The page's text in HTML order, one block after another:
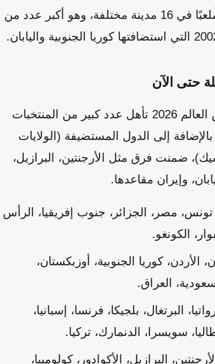
وسيتم استخدام 16 ملعبًا في 16 مدينة مختلفة، وهو أكبر عدد من
حتى الآن
شهدت تصفيات كأس العالم 2026 تأهل عدد كبير من المنتخبات
إلى الدول المستضيفة (الولايات
ضمنت فرق مثل الأرجنتين، البرازيل،
وإيران مقاعدها.
تونس، مصر، الجزائر، جنوب إفريقيا، الرأس
الكونغو.
الأردن، كوريا الجنوبية، أوزبكستان،
العراق.
البرتغال، بلجيكا، فرنسا، إسبانيا،
سويسرا، الدنمارك، تركيا.
الأرجنتين، البرازيل، الأكوادور، كولومبيا،